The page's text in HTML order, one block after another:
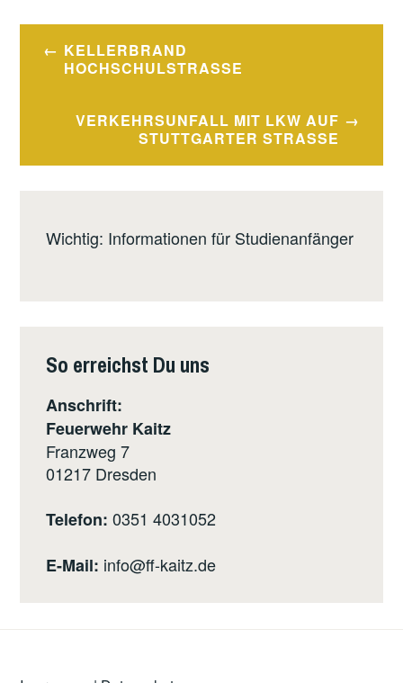
Beitragsnavigation
KELLERBRAND
HOCHSCHULSTRASSE
VERKEHRSUNFALL MIT LKW AUF
STUTTGARTER STRASSE
Wichtig: Informationen für Studienanfänger
So erreichst Du uns
Anschrift:
Feuerwehr Kaitz
Franzweg 7
01217 Dresden
Telefon:0351 4031052
E-Mail: info@ff-kaitz.de